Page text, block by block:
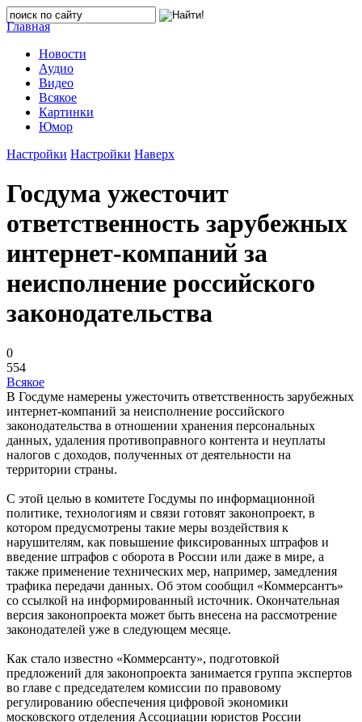
Главная
Новости
Аудио
Видео
Всякое
Картинки
Юмор
Настройки Настройки Наверх
Госдума ужесточит
ответственность зарубежных
интернет-компаний за
неисполнение российского
законодательства
0
554
Всякое
В Госдуме намерены ужесточить ответственность зарубежных
интернет-компаний за неисполнение российского
законодательства в отношении хранения персональных
данных, удаления противоправного контента и неуплаты
налогов с доходов, полученных от деятельности на
территории страны.
С этой целью в комитете Госдумы по информационной
политике, технологиям и связи готовят законопроект, в
котором предусмотрены такие меры воздействия к
нарушителям, как повышение фиксированных штрафов и
введение штрафов с оборота в России или даже в мире, а
также применение технических мер, например, замедления
трафика передачи данных. Об этом сообщил «Коммерсантъ»
со ссылкой на информированный источник. Окончательная
версия законопроекта может быть внесена на рассмотрение
законодателей уже в следующем месяце.
Как стало известно «Коммерсанту», подготовкой
предложений для законопроекта занимается группа экспертов
во главе с председателем комиссии по правовому
регулированию обеспечения цифровой экономики
московского отделения Ассоциации юристов России